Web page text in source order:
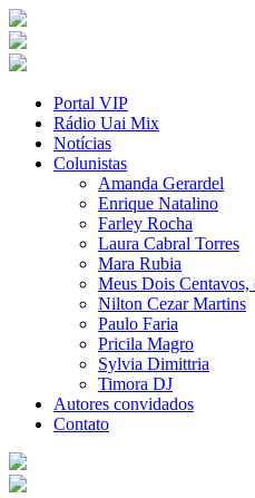
Portal VIP
Rádio Uai Mix
Notícias
Colunistas
Amanda Gerardel
Enrique Natalino
Farley Rocha
Laura Cabral Torres
Mara Rubia
Meus Dois
Nilton Cezar Martins
Paulo Faria
Pricila Magro
Sylvia Dimittria
Timora DJ
Autores convidados
Contato